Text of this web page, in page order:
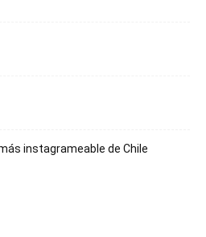
instagrameable de Chile